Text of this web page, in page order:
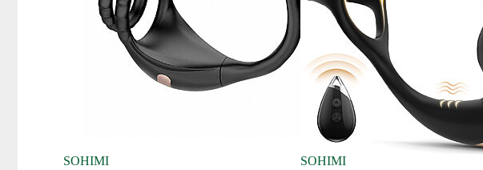
SOHIMI SOHIMI